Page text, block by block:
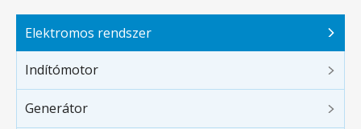
Elektromos rendszer
Indítómotor
Generátor